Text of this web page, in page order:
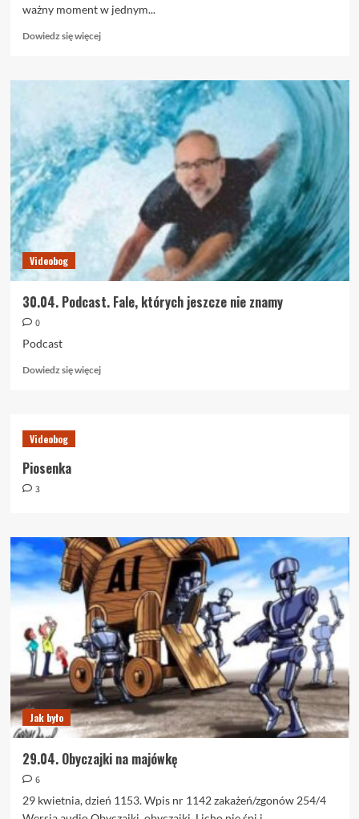
ważny moment w jednym...
Dowiedz się więcejDowiedz
o
30.04.
Fale,
których
jeszcze
nie
Videobog
30.04. Podcast. Fale, których jeszcze nie znamy
0
Podcast
Dowiedz się więcejDowiedz
Videobog
Piosenka
3
Jak było
29.04. Obyczajki na majówkę
6
29 kwietnia, dzień 1153. Wpis nr 1142 zakażeń/zgonów 254/4